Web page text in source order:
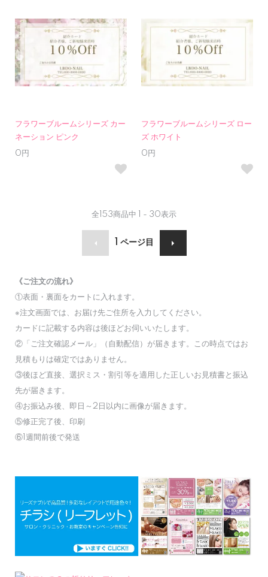
フラワーブルームシリーズ カー
ネーション ピンク
0円
フラワーブルームシリーズ ロー
ズ ホワイト
0円
全 153商品中 1 - 30表示
ページ目
《ご注文の流れ》
①表面・裏面をカートに入れます。
※注文画面では、お届け先ご住所を入力してください。
カードに記載する内容は後ほどお伺いいたします。
②「ご注文確認メール」（自動配信）が届きます。この時点ではお
見積もりは確定ではありません。
③後ほど直接、選択ミス・割引等を適用した正しいお見積書と振込
先が届きます。
④お振込み後、即日～2日以内に画像が届きます。
⑤修正完了後、印刷
⑥1週間前後で発送